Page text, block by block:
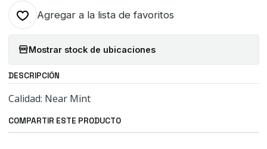
Agregar a la lista de favoritos
Mostrar stock de ubicaciones
DESCRIPCIÓN
Calidad: Near Mint
COMPARTIR ESTE PRODUCTO